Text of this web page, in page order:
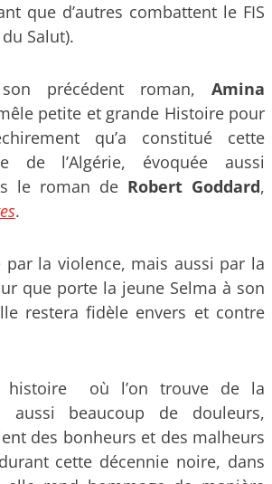
que d’autres combattent le FIS
Salut).
précédent roman, Amina
petite et grande Histoire pour
qu’a constitué cette
de l’Algérie, évoquée aussi
le roman de Robert Goddard,
.
la violence, mais aussi par la
que porte la jeune Selma à son
restera fidèle envers et contre
histoire où l’on trouve de la
aussi beaucoup de douleurs,
des bonheurs et des malheurs
cette décennie noire, dans